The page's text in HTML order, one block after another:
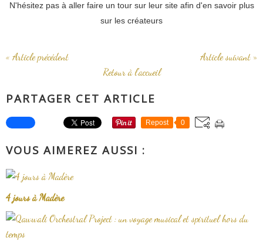
N'hésitez pas à aller faire un tour sur leur site afin d'en savoir plus
sur les créateurs
« Article précédent
Article suivant »
Retour à l'accueil
PARTAGER CET ARTICLE
Repost 0
VOUS AIMEREZ AUSSI :
4 jours à Madère